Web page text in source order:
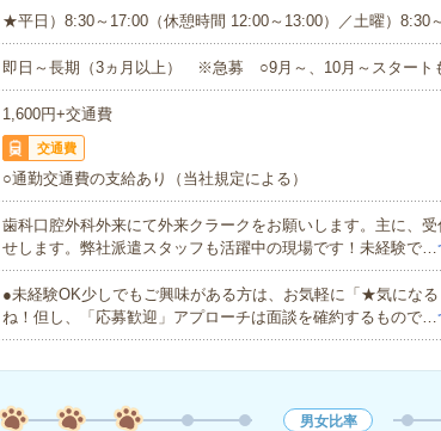
★平日）8:30～17:00（休憩時間 12:00～13:00）／土曜）8:30
即日～長期（3ヵ月以上） ※急募 ○9月～、10月～スタート
1,600円+交通費
交通費
○通勤交通費の支給あり（当社規定による）
歯科口腔外科外来にて外来クラークをお願いします。主に、
せします。弊社派遣スタッフも活躍中の現場です！未経験で…
●未経験OK少しでもご興味がある方は、お気軽に「★気にな
ね！但し、「応募歓迎」アプローチは面談を確約するもので…
男女比率